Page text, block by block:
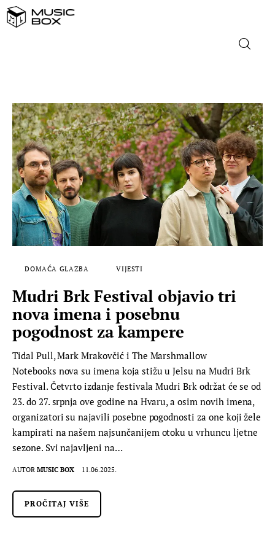
DOMAĆA GLAZBA
STRANA GLAZBA
FILM
MUSIC BOX
DOMAĆA GLAZBA VIJESTI
Mudri Brk Festival objavio tri
nova imena i posebnu
pogodnost za kampere
Tidal Pull, Mark Mrakovčić i The Marshmallow
Notebooks nova su imena koja stižu u Jelsu na Mudri Brk
Festival. Četvrto izdanje festivala Mudri Brk održat će se od
23. do 27. srpnja ove godine na Hvaru, a osim novih imena,
organizatori su najavili posebne pogodnosti za one koji žele
kampirati na našem najsunčanijem otoku u vrhuncu ljetne
sezone. Svi najavljeni na…
AUTOR MUSIC BOX 11.06.2025.
PROČITAJ VIŠE